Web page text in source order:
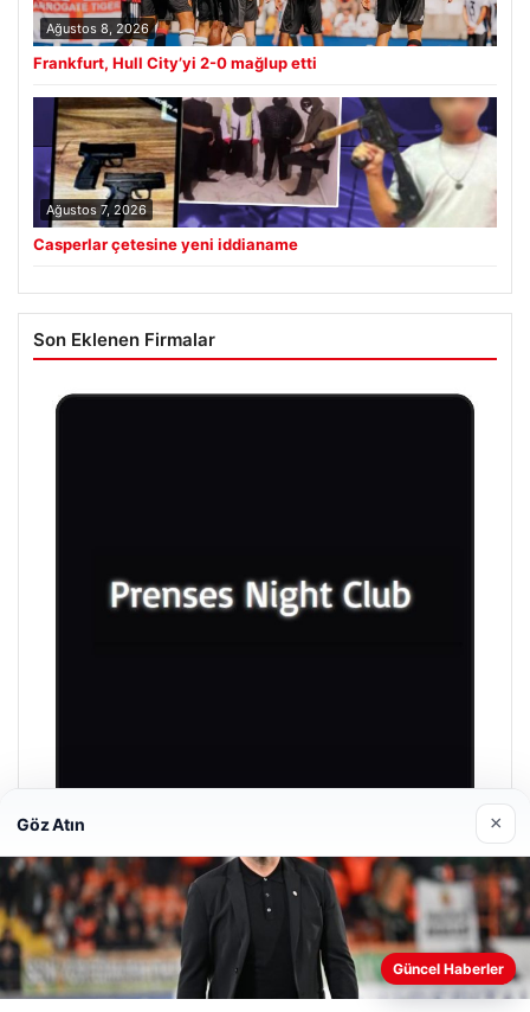
Ağustos 8, 2026
Frankfurt, Hull City’yi 2-0 mağlup etti
Ağustos 7, 2026
Casperlar çetesine yeni iddianame
Son Eklenen Firmalar
Prenses Night Club
Nisan 29, 2026
Web sitemizi nasıl kullandığınızı daha iyi anlayabilmek,
Göz Atın ×
Güncel Haberler